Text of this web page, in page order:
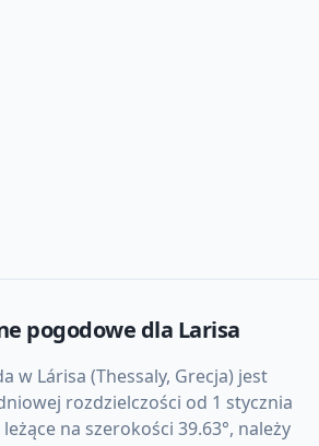
pogodowe dla Larisa
w Lárisa (Thessaly, Grecja) jest
rozdzielczości od 1 stycznia
na szerokości 39.63°, należy